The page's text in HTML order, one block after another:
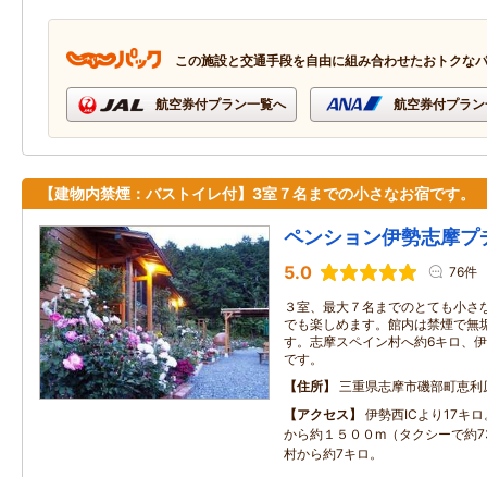
この施設と交通手段を自由に組み合わせたおトクな
航空券付プラン一覧へ 航空券付プラ
【建物内禁煙：バストイレ付】3室７名までの小さなお宿です。
ペンション伊勢志摩プ
5.0 76件
３室、最大７名までのとても小さ
でも楽しめます。館内は禁煙で無
す。志摩スペイン村へ約6キロ、
です。
住所
三重県志摩市磯部町恵利
アクセス
伊勢西ICより17キ
から約１５００m（タクシーで約
村から約7キロ。